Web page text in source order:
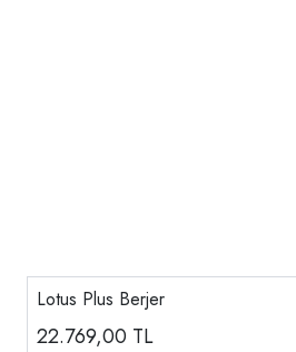
Lotus Plus Berjer
22.769,00 TL